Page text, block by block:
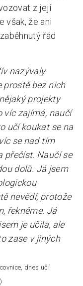
z její
však, že ani
řád
nazývaly
prostě bez nich
projekty
víc zajímá, naučí
učí koukat se na
se nad tím
přečíst. Naučí se
dolů. Já jsem
nevědí, protože
řekněme. Já
je učila, ale
zase v jiných
dnes učí